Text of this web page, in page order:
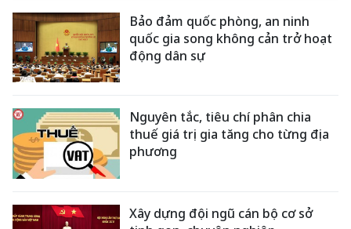
Bảo đảm quốc phòng, an ninh
quốc gia song không cản trở hoạt
động dân sự
Nguyên tắc, tiêu chí phân chia
thuế giá trị gia tăng cho từng địa
phương
Xây dựng đội ngũ cán bộ cơ sở